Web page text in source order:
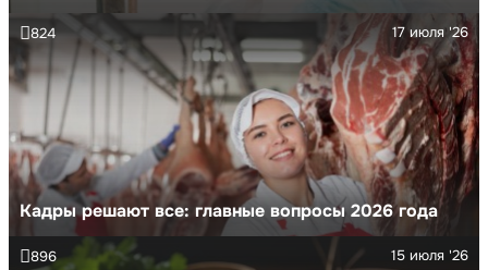
Кадры решают все: главные вопросы 2026 года
17 июля '26
824
15 июля '26
896